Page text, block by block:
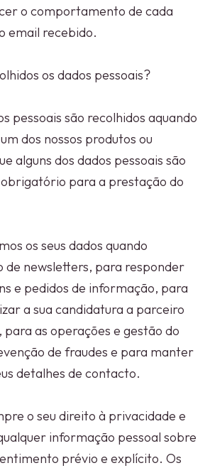
o comportamento de cada
email recebido.
os dados pessoais?
pessoais são recolhidos aquando
dos nossos produtos ou
alguns dos dados pessoais são
para a prestação do
os seus dados quando
de newsletters, para responder
e pedidos de informação, para
a sua candidatura a parceiro
as operações e gestão do
de fraudes e para manter
detalhes de contacto.
o seu direito à privacidade e
informação pessoal sobre
prévio e explícito. Os